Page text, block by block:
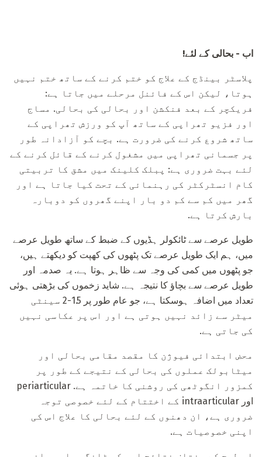
اب - بحالی کے لئے!
پلاسٹر بینڈج کے علاج کو ختم کرنے کے ساتھ ختم نہیں
ہوتا، لیکن اس کے فائنل مرحلے میں جاتا ہے:
فریکچر کے بعد فنکشن اور بحالی کی بحالی. مساج
اور فزیو تھراپی کے ساتھ آپ کو ورزش تھراپی کے
ساتھ شروع کرنے کی ضرورت ہے. بچے کو آزادانہ طور
پر جسمانی تھراپی میں مشغول کرنے کے قائل کرنے کے
لئے بہت ضروری ہے: پبلک کلینک میں مشق کا تربیتی
کام انسٹرکٹر کی رہنمائی کے تحت کیا جاتا ہے اور
گھر میں کم سے کم دو بار اپنے گھروں کو دوبارہ
بارش کرتا ہے.
طویل عرصے سے ٹائکولر ہڈیوں کے ضبط کے ساتھ طویل عرصے
میں، ہم ایک طویل عرصے تک پٹھوں کی کھپت کو دیکھتے ہیں،
جو پٹھوں میں کمی کی وجہ سے ظاہر ہوتا ہے. یہ صدمہ اور
طویل عرصے سے بچاؤ کا نتیجہ ہے. شاید زخموں کی بڑھتی ہوئی
تعداد میں اضافہ ہوسکتا ہے، جو عام طور پر 1.5-2 سینٹی
میٹر سے زائد نہیں ہوتی ہے اور اس پر عکاسی نہیں
کی جاتی ہے.
محض ابتدائی فیوژن کا مقصد مقامی بحالی اور
میٹابولک عملوں کی بحالی کے نتیجے کے طور پر
کمزور انگوٹھی کی روشنی کا خاتمہ ہے. periarticular
اور intraarticular کے اختتام کے لئے خصوصی توجہ
ضروری ہے، ان دھنوں کے لئے بحالی کا علاج اس کی
اپنی خصوصیات ہے.